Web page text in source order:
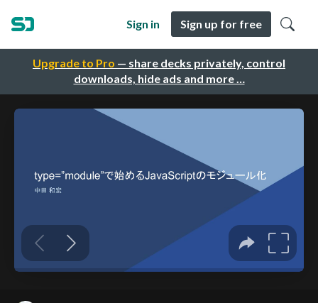
Upgrade to Pro — share decks privately, control
downloads, hide ads and more …
Sign in Sign up for free